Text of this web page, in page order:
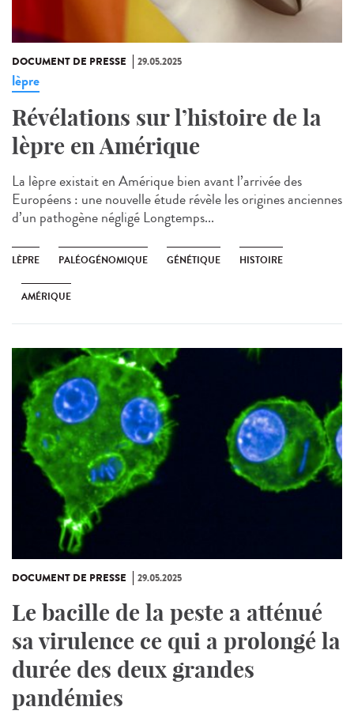
DOCUMENT DE PRESSE 29.05.2025
lèpre
Révélations sur l’histoire de la
lèpre en Amérique
La lèpre existait en Amérique bien avant l’arrivée des
Européens : une nouvelle étude révèle les origines anciennes
d’un pathogène négligé Longtemps...
LÈPRE PALÉOGÉNOMIQUE GÉNÉTIQUE HISTOIRE
AMÉRIQUE
DOCUMENT DE PRESSE 29.05.2025
Le bacille de la peste a atténué
sa virulence ce qui a prolongé la
durée des deux grandes
pandémies